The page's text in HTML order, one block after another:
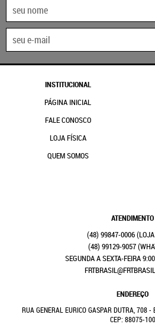
INSTITUCIONAL
PÁGINA INICIAL
FALE CONOSCO
LOJA FÍSICA
QUEM SOMOS
ATENDIMENTO
(48) 99847-0006
(48) 99129-9057
SEGUNDA A SEXTA-FEIRA
ENDEREÇO
RUA GENERAL EURICO GASPAR DUTRA, 708-
CEP: 88075-100